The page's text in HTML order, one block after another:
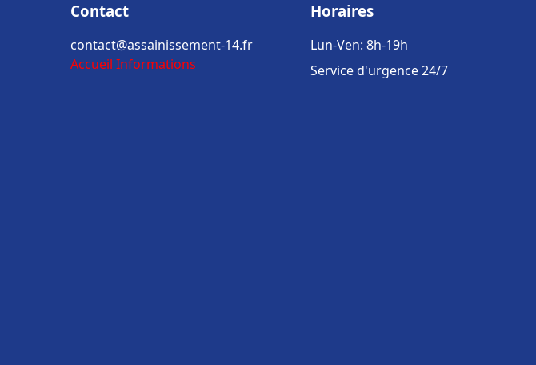
Contact
contact@assainissement-14.fr
Accueil Informations
Horaires
Lun-Ven: 8h-19h
Service d'urgence 24/7